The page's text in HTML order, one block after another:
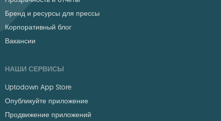
Бренд и ресурсы для прессы
Корпоративный блог
Вакансии
НАШИ СЕРВИСЫ
Uptodown App Store
Опубликуйте приложение
Продвижение приложений